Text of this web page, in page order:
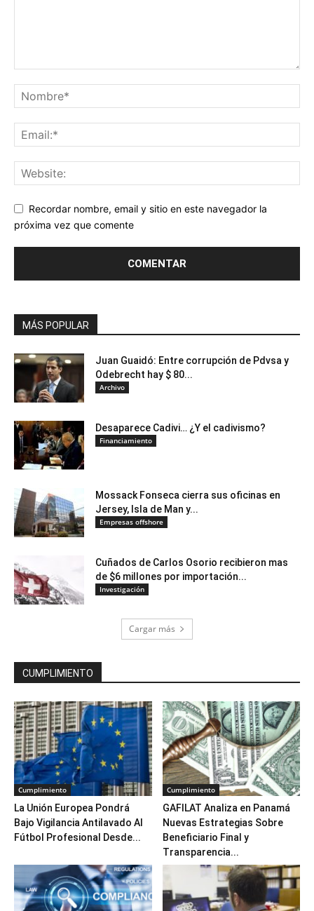
Recordar nombre, email y sitio en este navegador la
próxima vez que comente
MÁS POPULAR
Juan Guaidó: Entre corrupción de Pdvsa y
Odebrecht hay $ 80...
Archivo
Desaparece Cadivi… ¿Y el cadivismo?
Financiamiento
Mossack Fonseca cierra sus oficinas en
Jersey, Isla de Man y...
Empresas offshore
Cuñados de Carlos Osorio recibieron mas
de $6 millones por importación...
Investigación
Cargar más
CUMPLIMIENTO
Cumplimiento
La Unión Europea Pondrá
Bajo Vigilancia Antilavado Al
Fútbol Profesional Desde...
Cumplimiento
GAFILAT Analiza en Panamá
Nuevas Estrategias Sobre
Beneficiario Final y
Transparencia...